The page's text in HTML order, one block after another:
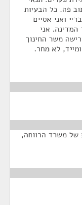
פה. כל הבעיות
ואני אסיים
אני
משר החינוך
לא מחר.
של משרד הרווחה,